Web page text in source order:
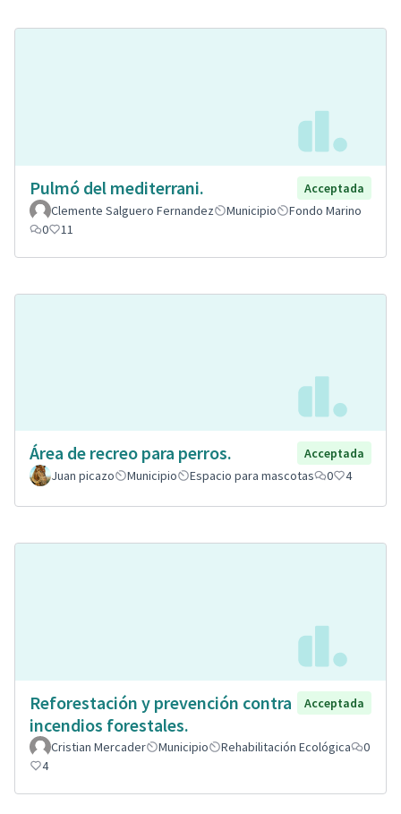
Pulmó del mediterrani.
Acceptada
Clemente Salguero Fernandez
Municipio
Fondo Marino
0
11
Área de recreo para perros.
Acceptada
Juan picazo
Municipio Espacio para mascotas 0 4
Reforestación y prevención contra
incendios forestales.
Acceptada
Cristian Mercader Municipio Rehabilitación Ecológica
0
4